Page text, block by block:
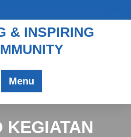
& INSPIRING
Menu
KEGIATAN